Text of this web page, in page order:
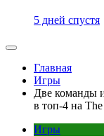
5 дней спустя
Главная
Игры
Две команды
в топ-4 на
Игры